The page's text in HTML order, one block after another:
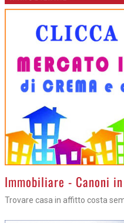
>Immobiliare - Canoni
Trovare casa in affitto costa